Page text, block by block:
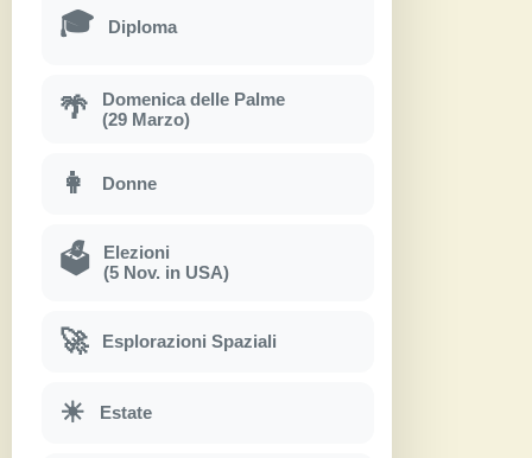
🎓 Diploma
🌴
Domenica delle Palme
(29 Marzo)
👩 Donne
🗳
Elezioni
(5 Nov. in USA)
🚀 Esplorazioni Spaziali
☀ Estate